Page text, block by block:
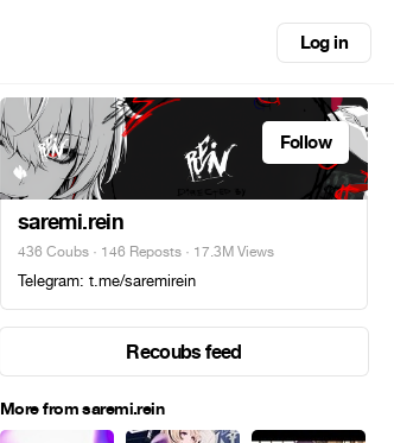
Log in
Follow
saremi.rein
436 Coubs · 146 Reposts · 17.3M Views
Telegram: t.me/saremirein
Recoubs feed
More from saremi.rein